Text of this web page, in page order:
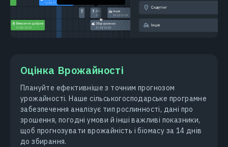
Оцінка Врожайності
Плануйте ефективніше з точним прогнозом
урожайності. Наше сільськогосподарське програмне
забезпечення аналізує тип рослинності, дані про
зрошення, погодні умови й інші важливі показники,
щоб прогнозувати врожайність і біомасу за 14 днів
до збирання.